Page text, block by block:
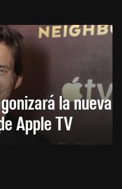
la nueva
Apple TV